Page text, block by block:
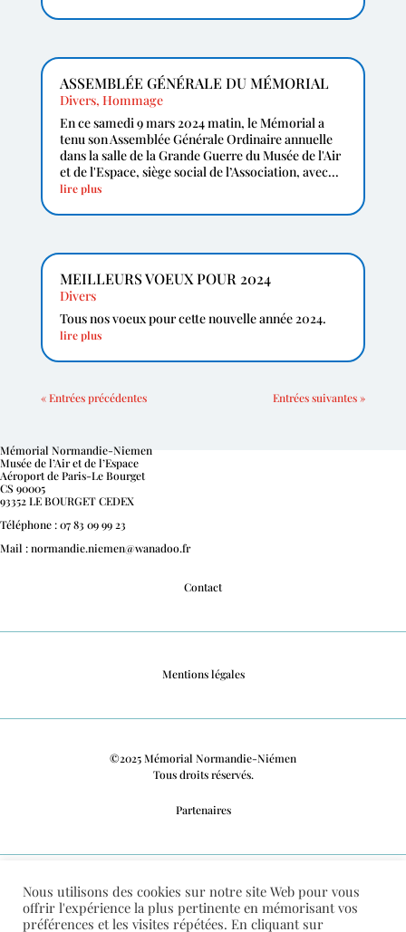
ASSEMBLÉE GÉNÉRALE DU MÉMORIAL
Divers, Hommage
En ce samedi 9 mars 2024 matin, le Mémorial a
tenu son Assemblée Générale Ordinaire annuelle
dans la salle de la Grande Guerre du Musée de l'Air
et de l'Espace, siège social de l’Association, avec...
lire plus
MEILLEURS VOEUX POUR 2024
Divers
Tous nos voeux pour cette nouvelle année 2024.
lire plus
« Entrées précédentes Entrées suivantes »
Mémorial Normandie-Niemen
Musée de l’Air et de l’Espace
Aéroport de Paris-Le Bourget
CS 90005
93352 LE BOURGET CEDEX
Téléphone : 07 83 09 99 23
Mail : normandie.niemen@wanadoo.fr
Contact
Mentions légales
©2025 Mémorial Normandie-Niémen
Tous droits réservés.
Partenaires
Politique de confidentialité
Nous utilisons des cookies sur notre site Web pour vous
offrir l'expérience la plus pertinente en mémorisant vos
préférences et les visites répétées. En cliquant sur